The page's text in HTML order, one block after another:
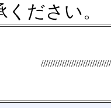
ださい。